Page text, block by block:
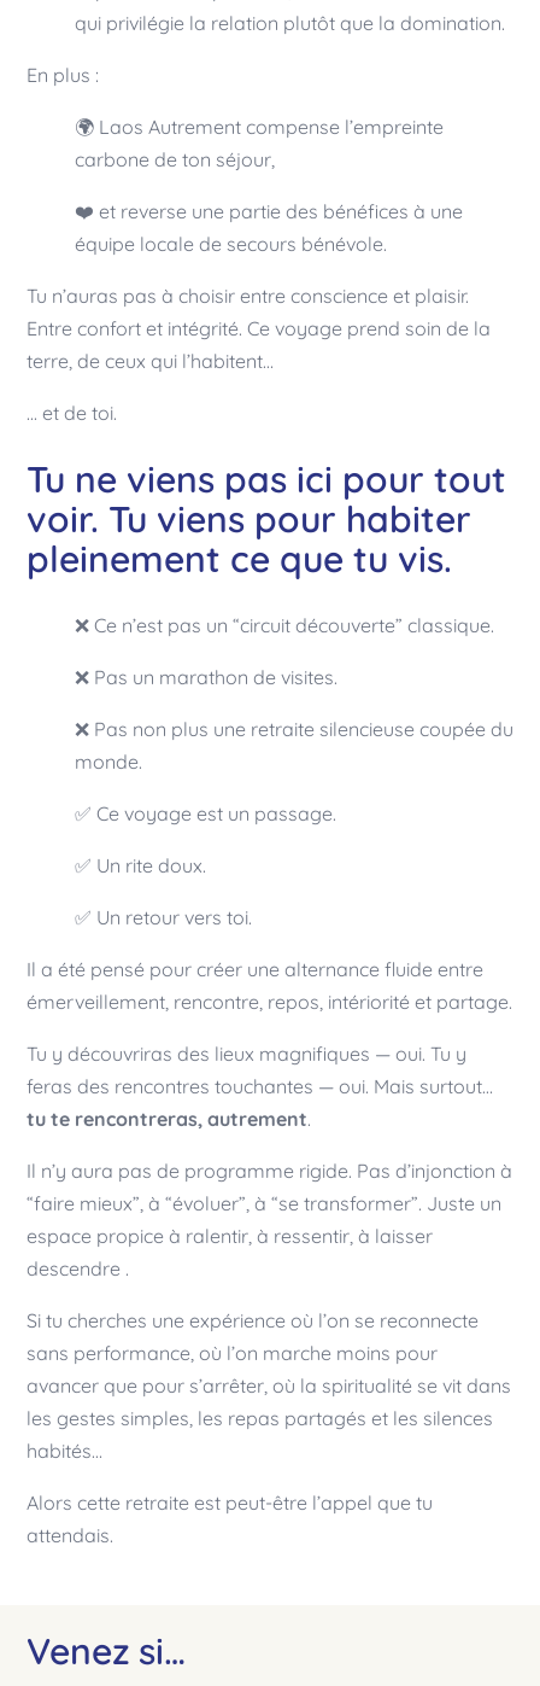
qui privilégie la relation plutôt que la domination.
En plus :
🌍 Laos Autrement compense l’empreinte
carbone de ton séjour,
❤️ et reverse une partie des bénéfices à une
équipe locale de secours bénévole.
Tu n’auras pas à choisir entre conscience et plaisir.
Entre confort et intégrité. Ce voyage prend soin de la
terre, de ceux qui l’habitent…
... et de toi.
Tu ne viens pas ici pour tout
voir. Tu viens pour habiter
pleinement ce que tu vis.
❌ Ce n’est pas un “circuit découverte” classique.
❌ Pas un marathon de visites.
❌ Pas non plus une retraite silencieuse coupée du
monde.
✅ Ce voyage est un passage.
✅ Un rite doux.
✅ Un retour vers toi.
Il a été pensé pour créer une alternance fluide entre
émerveillement, rencontre, repos, intériorité et partage.
Tu y découvriras des lieux magnifiques — oui. Tu y
feras des rencontres touchantes — oui. Mais surtout…
tu te rencontreras, autrement.
Il n’y aura pas de programme rigide. Pas d’injonction à
“faire mieux”, à “évoluer”, à “se transformer”. Juste un
espace propice à ralentir, à ressentir, à laisser
descendre .
Si tu cherches une expérience où l’on se reconnecte
sans performance, où l’on marche moins pour
avancer que pour s’arrêter, où la spiritualité se vit dans
les gestes simples, les repas partagés et les silences
habités…
Alors cette retraite est peut-être l’appel que tu
attendais.
Venez si…